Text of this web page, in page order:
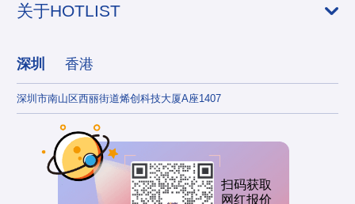
关于HOTLIST
深圳 香港
深圳市南山区西丽街道烯创科技大厦A座1407
扫码获取
网红报价